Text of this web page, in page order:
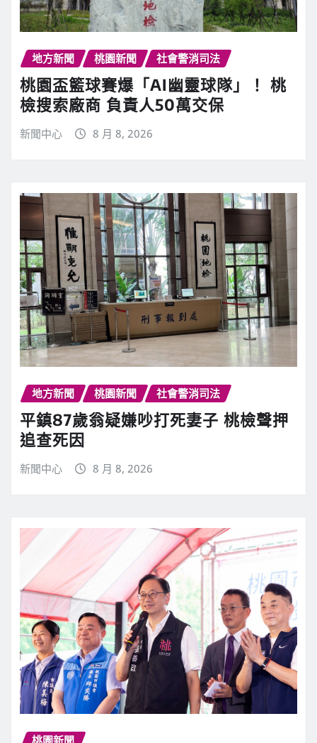
地方新聞 桃園新聞 社會警消司法
桃園盃籃球賽爆「AI幽靈球隊」！ 桃
檢搜索廠商 負責人50萬交保
新聞中心 8 月 8, 2026
地方新聞 桃園新聞 社會警消司法
平鎮87歲翁疑嫌吵打死妻子 桃檢聲押
追查死因
新聞中心 8 月 8, 2026
桃園新聞